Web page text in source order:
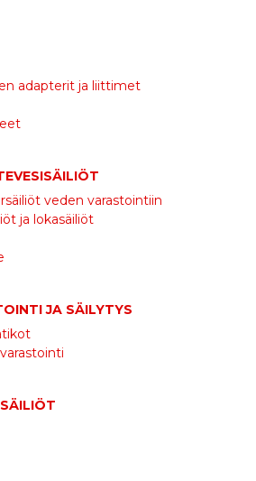
adapterit ja liittimet
veden varastointiin
ja lokasäiliöt
JA SÄILYTYS